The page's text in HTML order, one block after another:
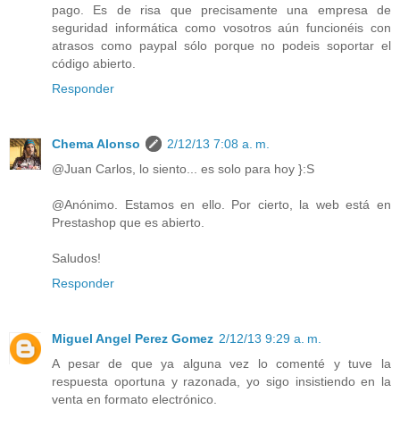
pago. Es de risa que precisamente una empresa de
seguridad informática como vosotros aún funcionéis con
atrasos como paypal sólo porque no podeis soportar el
código abierto.
Responder
Chema Alonso
2/12/13 7:08 a. m.
@Juan Carlos, lo siento... es solo para hoy }:S
@Anónimo. Estamos en ello. Por cierto, la web está en
Prestashop que es abierto.
Saludos!
Responder
Miguel Angel Perez Gomez 2/12/13 9:29 a. m.
A pesar de que ya alguna vez lo comenté y tuve la
respuesta oportuna y razonada, yo sigo insistiendo en la
venta en formato electrónico.